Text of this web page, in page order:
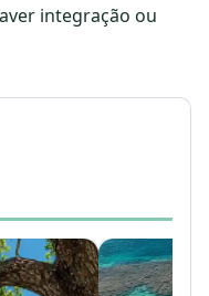
integração ou